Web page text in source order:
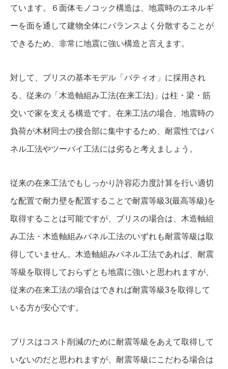
ています。６面体モノコック構造は、地震時のエネルギ
ーを面を通して建物全体にバランスよく分散することが
できるため、非常に地震に強い構造と言えます。
対して、ブリスの基本モデル「パティオ」に採用され
る、従来の「木造軸組み工法(在来工法)」は柱・梁・筋
交いで家を支える構造です。在来工法の場合、地震時の
負荷が木材同士の接合部に集中するため、耐震性ではパ
ネル工法やツーバイ工法には劣ると考えましょう。
従来の在来工法でもしっかり許容応力度計算を行い適切
な配置で耐力壁を配置することで耐震等級3(最高等級)を
取得することは可能ですが、ブリスの場合は、木造軸組
み工法・木造軸組みパネル工法のいずれも耐震等級は取
得していません。木造軸組みパネル工法であれば、耐震
等級を取得しておらずとも地震に強いと思われますが、
従来の在来工法の場合はできれば耐震等級3を取得して
いる方が安心です。
ブリスはコスト削減のために耐震等級をあえて取得して
いないのだと思われますが、耐震等級にこだわる場合は